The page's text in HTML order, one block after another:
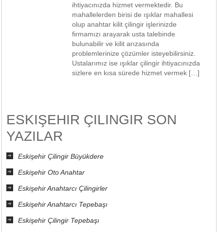
ihtiyacınızda hizmet vermektedir. Bu
mahallelerden birisi de ışıklar mahallesi
olup anahtar kilit çilingir işlerinizde
firmamızı arayarak usta talebinde
bulunabilir ve kilit arızasında
problemlerinize çözümler isteyebilirsiniz.
Ustalarımız ise ışıklar çilingir ihtiyacınızda
sizlere en kısa sürede hizmet vermek […]
ESKIŞEHIR ÇILINGIR SON
YAZILAR
Eskişehir Çilingir Büyükdere
Eskişehir Oto Anahtar
Eskişehir Anahtarcı Çilingirler
Eskişehir Anahtarcı Tepebaşı
Eskişehir Çilingir Tepebaşı